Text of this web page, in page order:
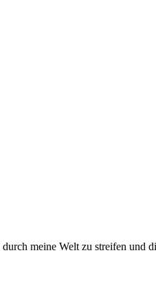
meine Welt zu streifen und